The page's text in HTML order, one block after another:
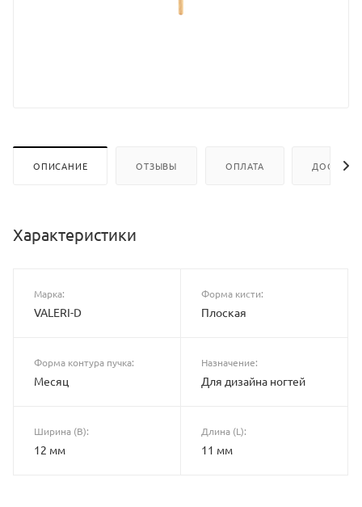
ОПИСАНИЕ ОТЗЫВЫ ОПЛАТА
Характеристики
Марка:
VALERI-D
Форма кисти:
Плоская
Форма контура пучка:
Месяц
Назначение:
Для дизайна ногтей
Ширина (B):
12 мм
Длина (L):
11 мм